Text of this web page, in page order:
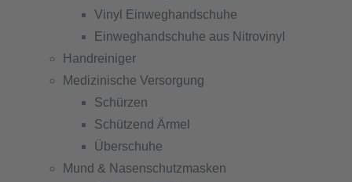
Vinyl Einweghandschuhe
Einweghandschuhe aus Nitrovinyl
Handreiniger
Medizinische Versorgung
Schürzen
Schützend Ärmel
Überschuhe
Mund & Nasenschutzmasken